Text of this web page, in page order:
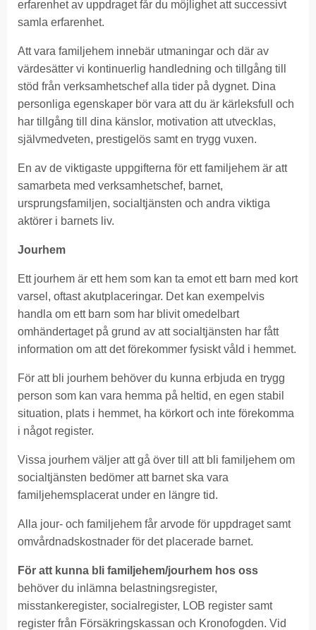
erfarenhet av uppdraget får du möjlighet att successivt
samla erfarenhet.
Att vara familjehem innebär utmaningar och där av
värdesätter vi kontinuerlig handledning och tillgång till
stöd från verksamhetschef alla tider på dygnet. Dina
personliga egenskaper bör vara att du är kärleksfull och
har tillgång till dina känslor, motivation att utvecklas,
självmedveten, prestigelös samt en trygg vuxen.
En av de viktigaste uppgifterna för ett familjehem är att
samarbeta med verksamhetschef, barnet,
ursprungsfamiljen, socialtjänsten och andra viktiga
aktörer i barnets liv.
Jourhem
Ett jourhem är ett hem som kan ta emot ett barn med kort
varsel, oftast akutplaceringar. Det kan exempelvis
handla om ett barn som har blivit omedelbart
omhändertaget på grund av att socialtjänsten har fått
information om att det förekommer fysiskt våld i hemmet.
För att bli jourhem behöver du kunna erbjuda en trygg
person som kan vara hemma på heltid, en egen stabil
situation, plats i hemmet, ha körkort och inte förekomma
i något register.
Vissa jourhem väljer att gå över till att bli familjehem om
socialtjänsten bedömer att barnet ska vara
familjehemsplacerat under en längre tid.
Alla jour- och familjehem får arvode för uppdraget samt
omvårdnadskostnader för det placerade barnet.
För att kunna bli familjehem/jourhem hos oss
behöver du inlämna belastningsregister,
misstankeregister, socialregister, LOB register samt
register från Försäkringskassan och Kronofogden. Vid